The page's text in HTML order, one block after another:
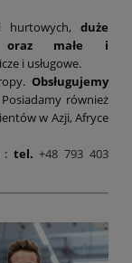
hurtowych, duże
oraz małe i
i usługowe.
Obsługujemy
również
w Azji, Afryce
: tel.+48 793 403